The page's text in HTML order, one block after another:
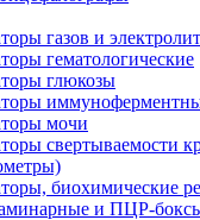
газов и
гематологические
глюкозы
мочи
свертываемости
биохимические
и ПЦР-